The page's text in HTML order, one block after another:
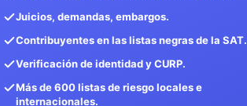
Juicios, demandas, embargos.
Contribuyentes en las listas negras de la SAT.
Verificación de identidad y CURP.
Más de 600 listas de riesgo locales e
internacionales.